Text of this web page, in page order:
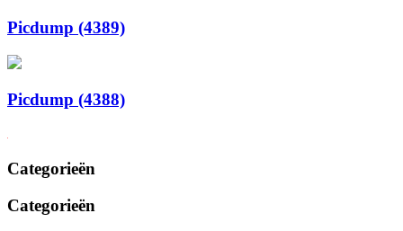
Picdump (4389)
Picdump (4388)
Categorieën
Categorieën